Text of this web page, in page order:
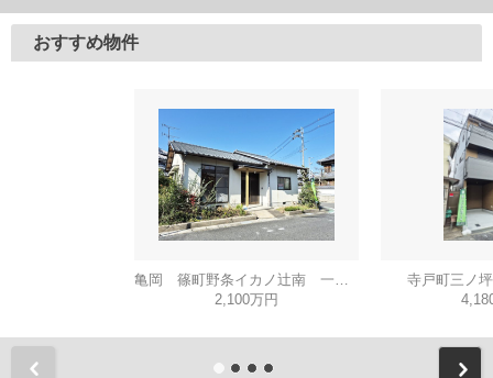
おすすめ物件
2,100万円
寺戸町三ノ